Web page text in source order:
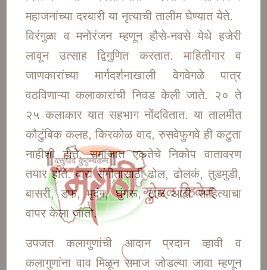
महाजनांच्या दरबारी या नृत्याची तालीम घेण्यात येते.
विरंगुळा व मनोरंजन म्हणून हौसे-नवसे येथे हजेरी
लावून उत्साह द्विगुणित करतात. माहितीगार व
जाणकारांच्या मार्गदर्शनाखाली वेगवेगळे पात्र
वठविणाऱ्या कलाकारांची निवड केली जाते. २० ते
२५ कलाकार यात सहभाग नोंदवितात. या तालमीत
कौटुंबिक कलह, किरकोळ वाद, रुसवेफुगवे ही कटुता
नाहीशी होते. समाजात एकतेचे निकोप वातावरण
तयार होते. वाद्य संगीतासाठी ढोल, ढोलकं, तुडमुडी,
बासरी, डफ, मृदंग, घुंगरू, टाळ आदी साहित्याचा
वापर केला जातो.
उपजत कलागुणांची आदान प्रदान व्हावी व
कलागुणांना वाव मिळून समाज जोडल्या जावा म्हणून